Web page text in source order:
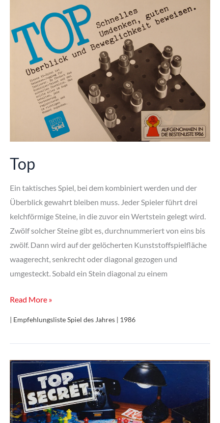
Top
Ein taktisches Spiel, bei dem kombiniert werden und der
Überblick gewahrt bleiben muss. Jeder Spieler führt drei
kelchförmige Steine, in die zuvor ein Wertstein gelegt wird.
Zwölf solcher Steine gibt es, durchnummeriert von eins bis
zwölf. Dann wird auf der gelöcherten Kunststoffspielfläche
waagerecht, senkrecht oder diagonal gezogen und
umgesteckt. Sobald ein Stein diagonal zu einem
Top
Read More »
| Empfehlungsliste Spiel des Jahres | 1986